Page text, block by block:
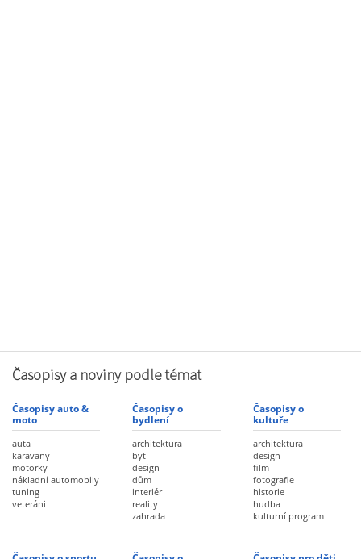
Časopisy a noviny podle témat
Časopisy auto &
moto
auta
karavany
motorky
nákladní automobily
tuning
veteráni
Časopisy o
bydlení
architektura
byt
design
dům
interiér
reality
zahrada
Časopisy o
kultuře
architektura
design
film
fotografie
historie
hudba
kulturní program